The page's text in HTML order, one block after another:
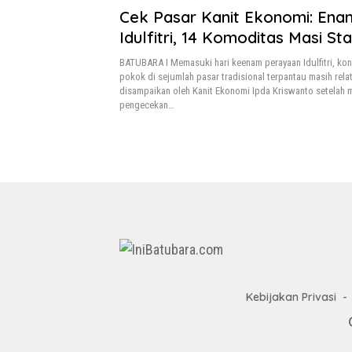
Cek Pasar Kanit Ekonomi:
Idulfitri, 14 Komoditas Masi
BATUBARA I Memasuki hari keenam perayaan Idulfitri,
pokok di sejumlah pasar tradisional terpantau masih
disampaikan oleh Kanit Ekonomi Ipda Kriswanto setelah
pengecekan…
Kebijakan Privasi